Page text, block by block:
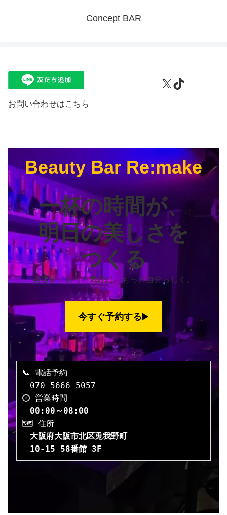
Concept BAR
お問い合わせはこちら
X TikTok
Beauty Bar Re:make
一杯の時間が、
明日の美しさを
つくる
美容を、もっと気軽に。もっと自分らしく。
今すぐ予約する▶️
📞 電話予約
070-5666-5057
🕕 営業時間
00:00～08:00
🗺️ 住所
大阪府大阪市北区兎我野町
10-15
58番館 3F